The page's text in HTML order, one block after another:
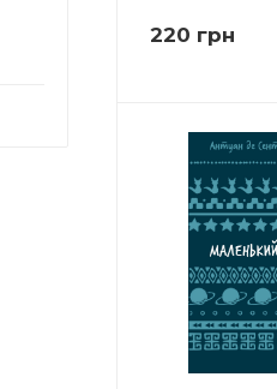
220 грн